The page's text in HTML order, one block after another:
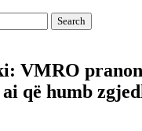
VMRO pranon
që humb